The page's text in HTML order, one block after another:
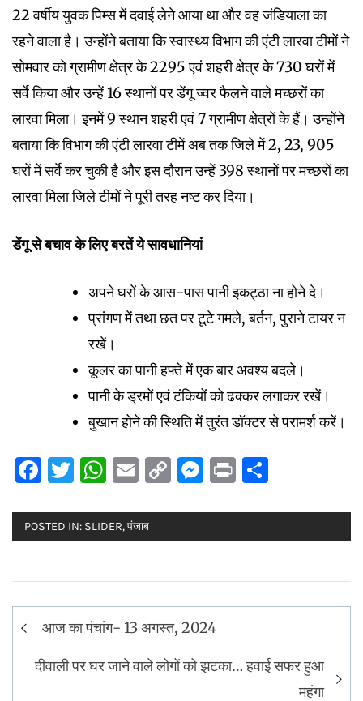
22 वर्षीय युवक पिम्स में दवाई लेने आया था और वह जंडियाला का
रहने वाला है। उन्होंने बताया कि स्वास्थ्य विभाग की एंटी लारवा टीमों ने
सोमवार को ग्रामीण क्षेत्र के 2295 एवं शहरी क्षेत्र के 730 घरों में
सर्वे किया और उन्हें 16 स्थानों पर डेंगू ज्वर फैलने वाले मच्छरों का
लारवा मिला। इनमें 9 स्थान शहरी एवं 7 ग्रामीण क्षेत्रों के हैं। उन्होंने
बताया कि विभाग की एंटी लारवा टीमें अब तक जिले में 2, 23, 905
घरों में सर्वे कर चुकी है और इस दौरान उन्हें 398 स्थानों पर मच्छरों का
लारवा मिला जिले टीमों ने पूरी तरह नष्ट कर दिया।
डेंगू से बचाव के लिए बरतें ये सावधानियां
अपने घरों के आस-पास पानी इकट्ठा ना होने दे।
प्रांगण में तथा छत पर टूटे गमले, बर्तन, पुराने टायर न
रखें।
कूलर का पानी हफ्ते में एक बार अवश्य बदले।
पानी के ड्रमों एवं टंकियों को ढक्कर लगाकर रखें।
बुखान होने की स्थिति में तुरंत डॉक्टर से परामर्श करें।
Facebook
Twitter
WhatsApp
Email
CopyMessenger
Print
POSTED IN: SLIDER,पंजाब
Postआज का पंचांग- 13 अगस्त, 2024
दीवाली पर घर जाने वाले लोगों को झटका… हवाई सफर हुआ
महंगा